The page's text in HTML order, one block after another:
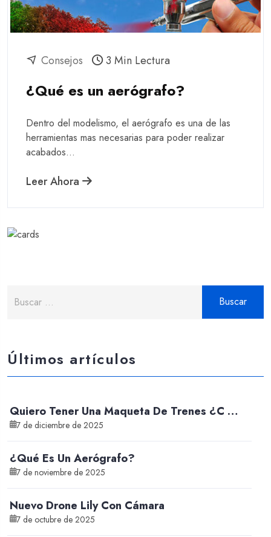
Consejos 3 Min Lectura
¿Qué es un aerógrafo?
Dentro del modelismo, el aerógrafo es una de las
herramientas mas necesarias para poder realizar
acabados...
Leer Ahora
Últimos artículos
Quiero Tener Una Maqueta De Trenes ¿C …
7 de diciembre de 2025
¿Qué Es Un Aerógrafo?
7 de noviembre de 2025
Nuevo Drone Lily Con Cámara
7 de octubre de 2025